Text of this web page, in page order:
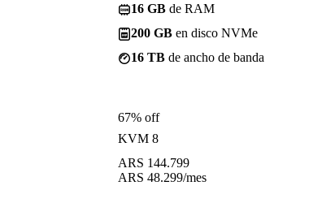
16 GB de RAM
200 GB en disco NVMe
16 TB de ancho de banda
67% off
KVM 8
ARS 144.799
ARS 48.299/mes